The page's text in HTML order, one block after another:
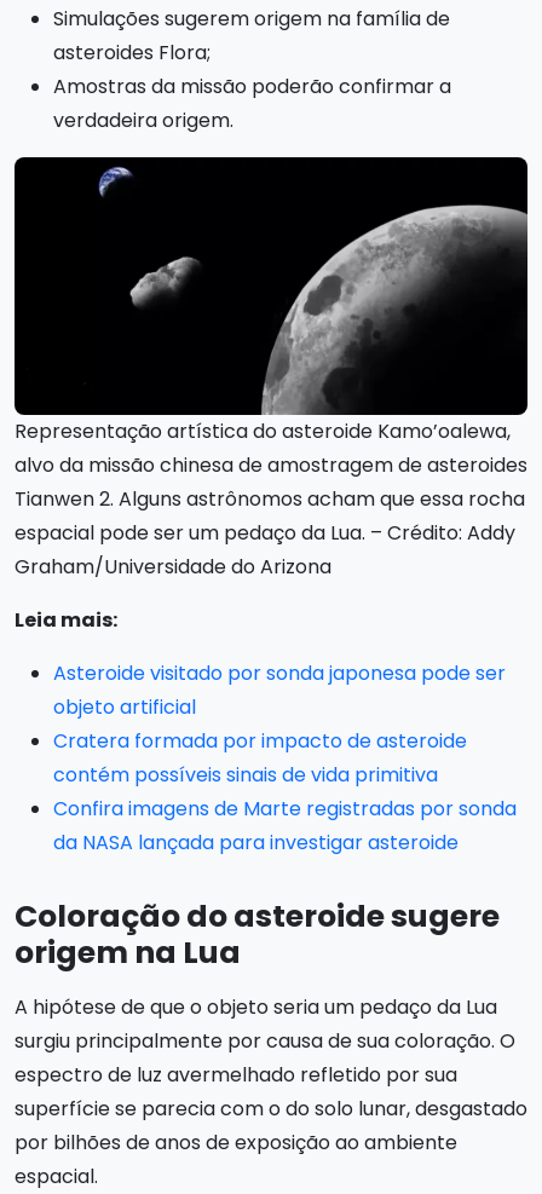
Simulações sugerem origem na família de
asteroides Flora;
Amostras da missão poderão confirmar a
verdadeira origem.
Representação artística do asteroide Kamo’oalewa,
alvo da missão chinesa de amostragem de asteroides
Tianwen 2. Alguns astrônomos acham que essa rocha
espacial pode ser um pedaço da Lua. – Crédito: Addy
Graham/Universidade do Arizona
Leia mais:
Asteroide visitado por sonda japonesa pode ser
objeto artificial
Cratera formada por impacto de asteroide
contém possíveis sinais de vida primitiva
Confira imagens de Marte registradas por sonda
da NASA lançada para investigar asteroide
Coloração do asteroide sugere
origem na Lua
A hipótese de que o objeto seria um pedaço da Lua
surgiu principalmente por causa de sua coloração. O
espectro de luz avermelhado refletido por sua
superfície se parecia com o do solo lunar, desgastado
por bilhões de anos de exposição ao ambiente
espacial.